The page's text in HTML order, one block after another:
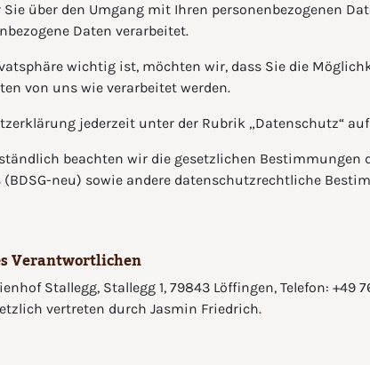
über den Umgang mit Ihren personenbezogenen
Daten verarbeitet.
wichtig ist, möchten wir, dass Sie die
von uns wie verarbeitet werden.
jederzeit unter der Rubrik „Datenschutz“
beachten wir die gesetzlichen Bestimmungen
neu) sowie andere datenschutzrechtliche
Verantwortlichen
Stallegg, Stallegg 1, 79843 Löffingen, Telefon: +49
vertreten durch Jasmin Friedrich.